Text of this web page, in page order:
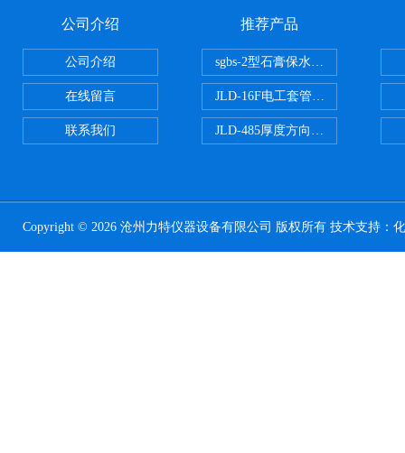
公司介绍
公司介绍
在线留言
联系我们
推荐产品
sgbs-2型石膏保水率测定仪粉刷
JLD-16F电工套管恒温水浴管材
JLD-485厚度方向性钢板拉伸试验
Copyright © 2026 沧州力特仪器设备有限公司 版权所有 技术支持：